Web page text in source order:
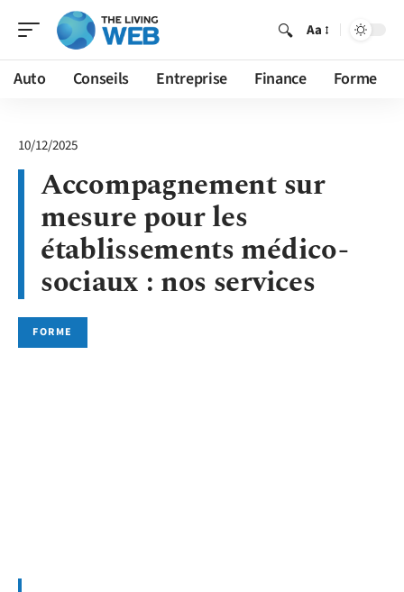
Aa
Auto Conseils Entreprise Finance Forme
10/12/2025
Accompagnement sur
mesure pour les
établissements médico-
sociaux : nos services
FORME